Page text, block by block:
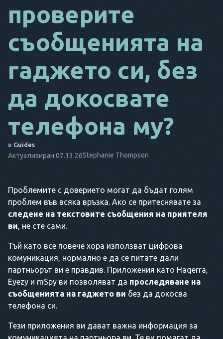
DA
FR
NL
TR
проверите
съобщенията на
гаджето си, без
да докосвате
телефона му?
в Guides
Актуализиран 07.13.26Stephanie Thompson
Проблемите с доверието могат да бъдат голям
проблем във всяка връзка. Ако се притеснявате за
следене на текстовите съобщения на приятеля
ви, не сте сами.
Тъй като все повече хора използват цифрова
комуникация, нормално е да се питате дали
партньорът ви е правдив. Приложения като Haqerra,
Eyezy и mSpy ви позволяват да проследяване на
съобщенията на гаджето ви без да докосва
телефона си.
Тези приложения ви дават важна информация за